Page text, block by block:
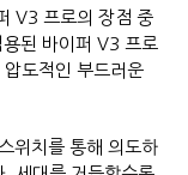
V3 프로의 장점 중
된 바이퍼 V3 프로
도적인 부드러운
위치를 통해 의도하